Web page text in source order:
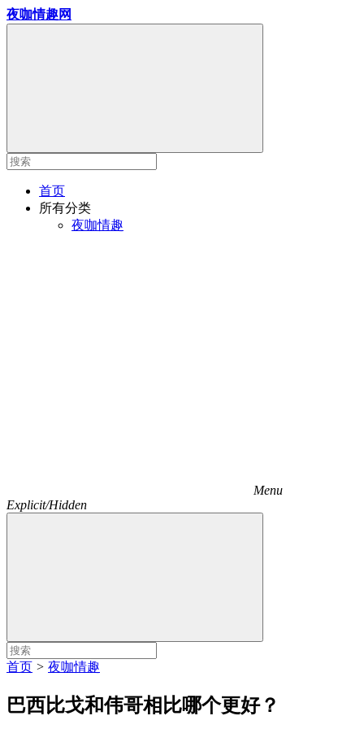
夜咖情趣网
首页
所有分类
夜咖情趣
Menu
Explicit/Hidden
首页 > 夜咖情趣
巴西比戈和伟哥相比哪个更好？